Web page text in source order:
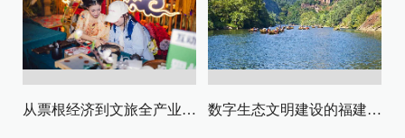
从票根经济到文旅全产业链升级 数字生态文明建设的福建路径与启示